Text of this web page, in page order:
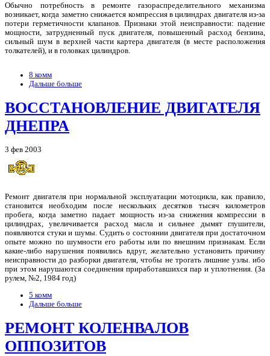
Обычно потребность в ремонте газораспределительного механизма
возникает, когда заметно снижается компрессия в цилиндрах двигателя из-за
потери герметичности клапанов. Признаки этой неисправности: падение
мощности, затрудненный пуск двигателя, повышенный расход бензина,
сильный шум в верхней части картера двигателя (в месте расположения
толкателей), и в головках цилиндров.
8 комм
Дальше больше
ВОССТАНОВЛЕНИЕ ДВИГАТЕЛЯ
ДНЕПРА
3 фев 2003
Ремонт двигателя при нормальной эксплуатации мотоцикла, как правило,
становится необходим после нескольких десятков тысяч километров
пробега, когда заметно падает мощность из-за снижения компрессии в
цилиндрах, увеличивается расход масла и сильнее дымят глушители,
появляются стуки и шумы. Судить о состоянии двигателя при достаточном
опыте можно по шумности его работы или по внешним признакам. Если
какие-либо нарушения появились вдруг, желательно установить причину
неисправности до разборки двигателя, чтобы не трогать лишние узлы. ибо
при этом нарушаются соединения приработавшихся пар и уплотнения. (За
рулем, №2, 1984 год)
5 комм
Дальше больше
РЕМОНТ КОЛЕНВАЛОВ
ОППОЗИТОВ